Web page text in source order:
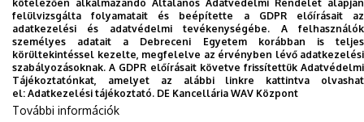
kötelezően alkalmazandó Általános Adatvédelmi Rendelet alapján
felülvizsgálta folyamatait és beépítette a GDPR előírásait az
adatkezelési és adatvédelmi tevékenységébe. A felhasználók
személyes adatait a Debreceni Egyetem korábban is teljes
körültekintéssel kezelte, megfelelve az érvényben lévő adatkezelési
szabályozásoknak. A GDPR előírásait követve frissítettük Adatvédelmi
Tájékoztatónkat, amelyet az alábbi linkre kattintva olvashat
el: Adatkezelési tájékoztató. DE Kancellária WAV Központ
További információk